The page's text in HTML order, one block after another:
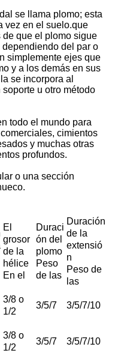
se llama plomo; esta
vez en el suelo.que
que el plomo sigue
del par o
simplemente ejes que
y a los demás en sus
se incorpora al
u otro método
todo el mundo para
cimientos
y muchas otras
profundos.
o una sección
El
grosor
de la
hélice
En el
Duraci
ón del
plomo
Peso
de las
Duración
de la
extensió
n
Peso de
las
3/8 o
1/2
3/5/7 3/5/7/10
3/8 o
1/2
3/5/7 3/5/7/10